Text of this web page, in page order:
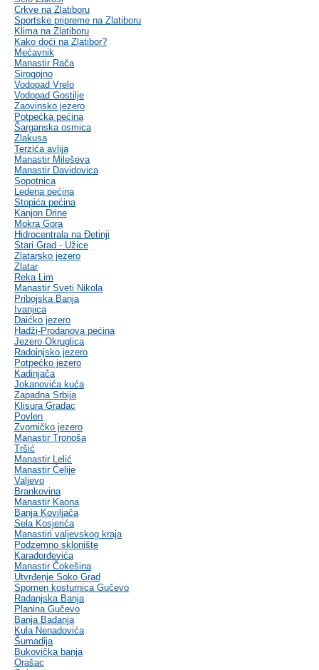
Crkve na Zlatiboru
Sportske pripreme na Zlatiboru
Klima na Zlatiboru
Kako doći na Zlatibor?
Mećavnik
Manastir Rača
Sirogojno
Vodopad Vrelo
Vodopad Gostilje
Zaovinsko jezero
Potpećka pećina
Šarganska osmica
Zlakusa
Terzića avlija
Manastir Mileševa
Manastir Davidovica
Sopotnica
Ledena pećina
Stopića pećina
Kanjon Drine
Mokra Gora
Hidrocentrala na Đetinji
Stari Grad - Užice
Zlatarsko jezero
Zlatar
Reka Lim
Manastir Sveti Nikola
Pribojska Banja
Ivanjica
Daićko jezero
Hadži-Prodanova pećina
Jezero Okruglica
Radoinjsko jezero
Potpećko jezero
Kadinjača
Jokanovića kuća
Zapadna Srbija
Klisura Gradac
Povlen
Zvorničko jezero
Manastir Tronoša
Tršić
Manastir Lelić
Manastir Ćelije
Valjevo
Brankovina
Manastir Kaona
Banja Koviljača
Sela Kosjerića
Manastiri valjevskog kraja
Podzemno sklonište
Karađorđevića
Manastir Čokešina
Utvrđenje Soko Grad
Spomen kosturnica Gučevo
Radanjska Banja
Planina Gučevo
Banja Badanja
Kula Nenadovića
Šumadija
Bukovička banja
Orašac